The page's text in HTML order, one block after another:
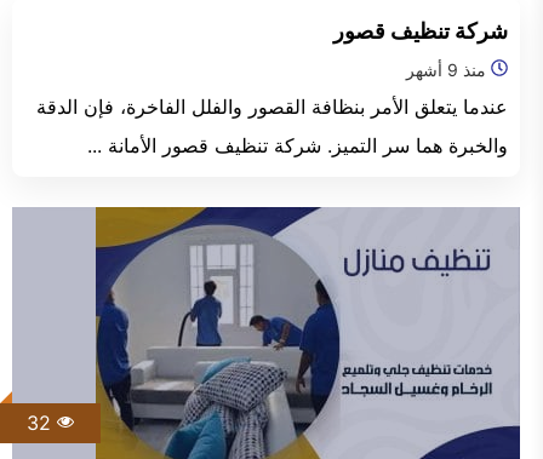
شركة تنظيف قصور
منذ 9 أشهر
عندما يتعلق الأمر بنظافة القصور والفلل الفاخرة، فإن الدقة
والخبرة هما سر التميز. شركة تنظيف قصور الأمانة ...